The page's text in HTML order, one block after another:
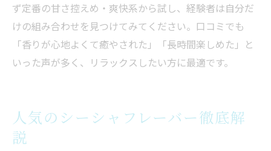
ず定番の甘さ控えめ・爽快系から試し、経験者は自分だ
けの組み合わせを見つけてみてください。口コミでも
「香りが心地よくて癒やされた」「長時間楽しめた」と
いった声が多く、リラックスしたい方に最適です。
人気のシーシャフレーバー徹底解
説